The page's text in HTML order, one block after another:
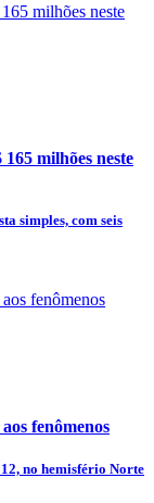
milhões neste
simples, com seis
fenômenos
no hemisfério Norte